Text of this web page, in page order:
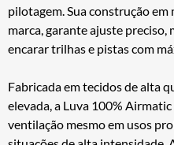
pilotagem. Sua construção
marca, garante ajuste
encarar trilhas e pistas com
Fabricada em tecidos de alta
elevada, a Luva 100%
ventilação mesmo em usos